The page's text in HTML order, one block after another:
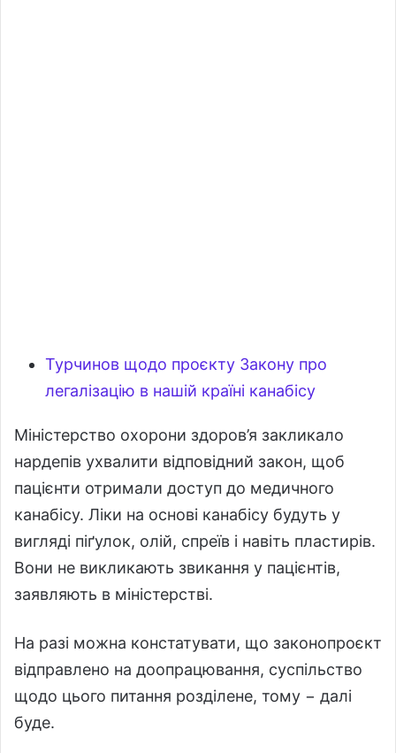
Турчинов щодо проєкту Закону про
легалізацію в нашій країні канабісу
Міністерство охорони здоров’я закликало
нардепів ухвалити відповідний закон, щоб
пацієнти отримали доступ до медичного
канабісу. Ліки на основі канабісу будуть у
вигляді піґулок, олій, спреїв і навіть пластирів.
Вони не викликають звикання у пацієнтів,
заявляють в міністерстві.
На разі можна констатувати, що законопроєкт
відправлено на доопрацювання, суспільство
щодо цього питання розділене, тому − далі
буде.